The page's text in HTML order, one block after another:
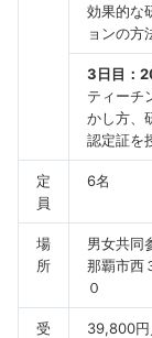
効果的な
ョンの方
3日目：
ティーチ
かし方、
認定証を
定
員
6名
場
所
男女共同
那覇市西
０
受
39,800円